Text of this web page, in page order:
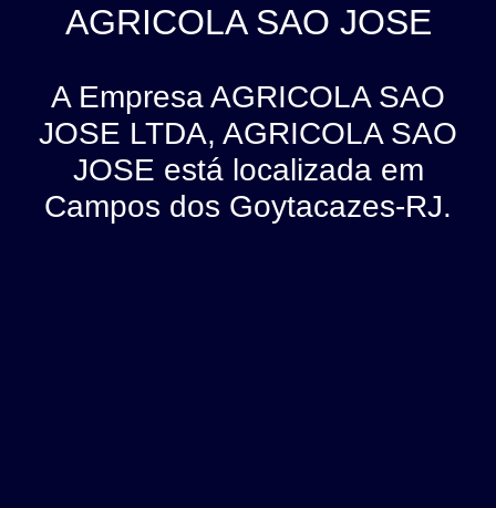
AGRICOLA SAO JOSE
A Empresa AGRICOLA SAO
JOSE LTDA, AGRICOLA SAO
JOSE está localizada em
Campos dos Goytacazes-RJ.